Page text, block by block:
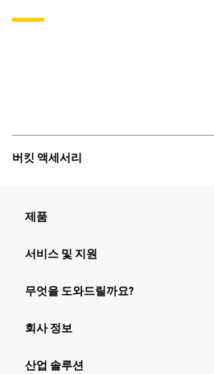
버킷 액세서리
제품
서비스 및 지원
무엇을 도와드릴까요?
회사 정보
산업 솔루션